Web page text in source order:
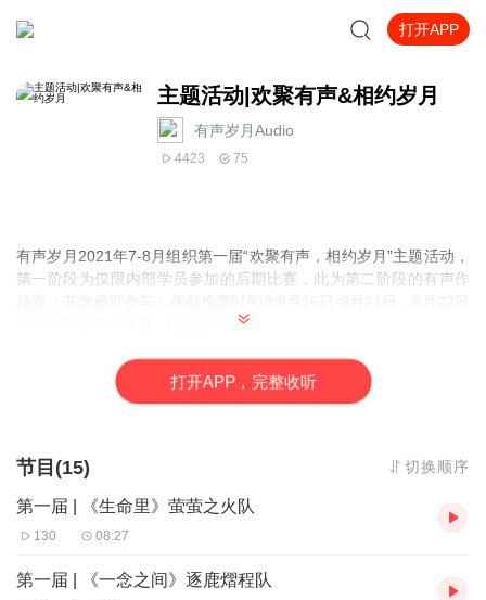
打开APP
主题活动|欢聚有声&相约岁月
有声岁月Audio
4423 75
有声岁月2021年7-8月组织第一届“欢聚有声，相约岁月”主题活动，
第一阶段为仅限内部学员参加的后期比赛，此为第二阶段的有声作
晚举行直播点评决赛，现已圆满结束。
下次活动，期待大家的参与！
打开APP，完整收听
节目(15) 切换顺序
第一届 | 《生命里》萤萤之火队
130 08:27
第一届 | 《一念之间》逐鹿熠程队